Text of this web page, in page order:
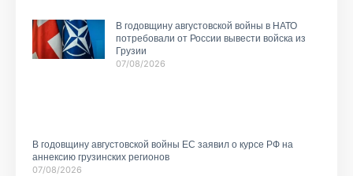
В годовщину августовской войны в НАТО
потребовали от России вывести войска из
Грузии
07/08/2026
В годовщину августовской войны ЕС заявил о курсе РФ на
аннексию грузинских регионов
07/08/2026